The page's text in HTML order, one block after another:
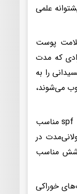
علمی
پوست
که مدت
را به
می‌شوند،
وی با اشاره به اینکه برای محافظت مؤثر از پوست در فصل گرما توصیه می‌شود از ضدآفتاب با spf مناسب
در
مناسب
خوراکی